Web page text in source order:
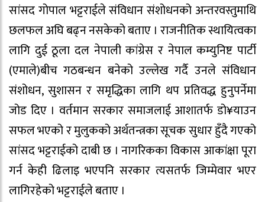
सांसद गोपाल भट्टराईले संविधान संशोधनको अन्तरवस्तुमाथि
छलफल अघि बढ्न नसकेको बताए । राजनीतिक स्थायित्वका
लागि दुई ठूला दल नेपाली कांग्रेस र नेपाल कम्युनिष्ट पार्टी
(एमाले)बीच गठबन्धन बनेको उल्लेख गर्दै उनले संविधान
संशोधन, सुशासन र समृद्धिका लागि थप प्रतिवद्ध हुनुपर्नेमा
जोड दिए । वर्तमान सरकार समाजलाई आशातर्फ डो¥याउन
सफल भएको र मुलुकको अर्थतन्त्रका सूचक सुधार हुँदै गएको
सांसद भट्टराईको दाबी छ । नागरिकका विकास आकांक्षा पूरा
गर्न केही ढिलाइ भएपनि सरकार त्यसतर्फ जिम्मेवार भएर
लागिरहेको भट्टराईले बताए ।